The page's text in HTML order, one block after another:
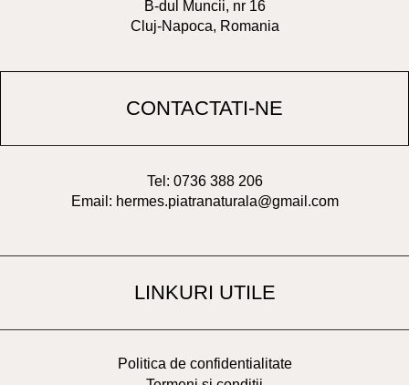
B-dul Muncii, nr 16
Cluj-Napoca, Romania
CONTACTATI-NE
Tel: 0736 388 206
Email: hermes.piatranaturala@gmail.com
LINKURI UTILE
Politica de confidentialitate